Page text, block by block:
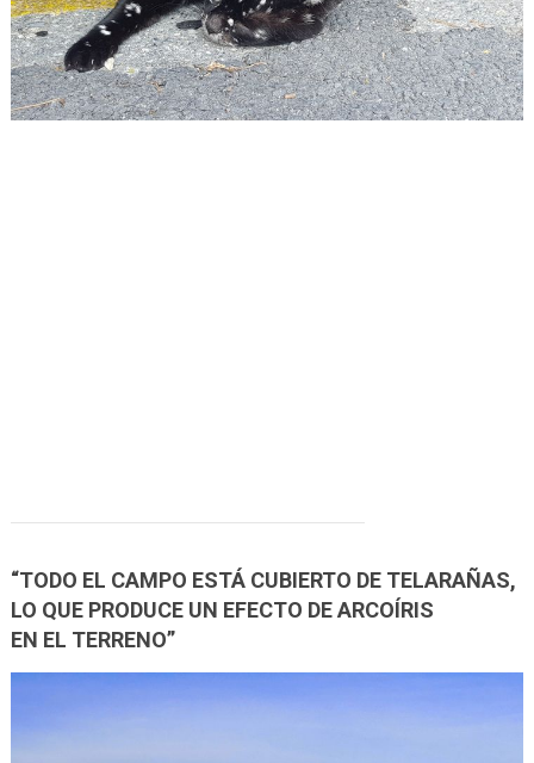
“TODO EL CAMPO ESTÁ CUBIERTO DE TELARAÑAS,
LO QUE PRODUCE UN EFECTO DE ARCOÍRIS
EN EL TERRENO”